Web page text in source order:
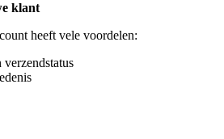
klant
heeft vele voordelen: